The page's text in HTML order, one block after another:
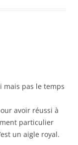
mais pas le temps
avoir réussi à
particulier
un aigle royal.